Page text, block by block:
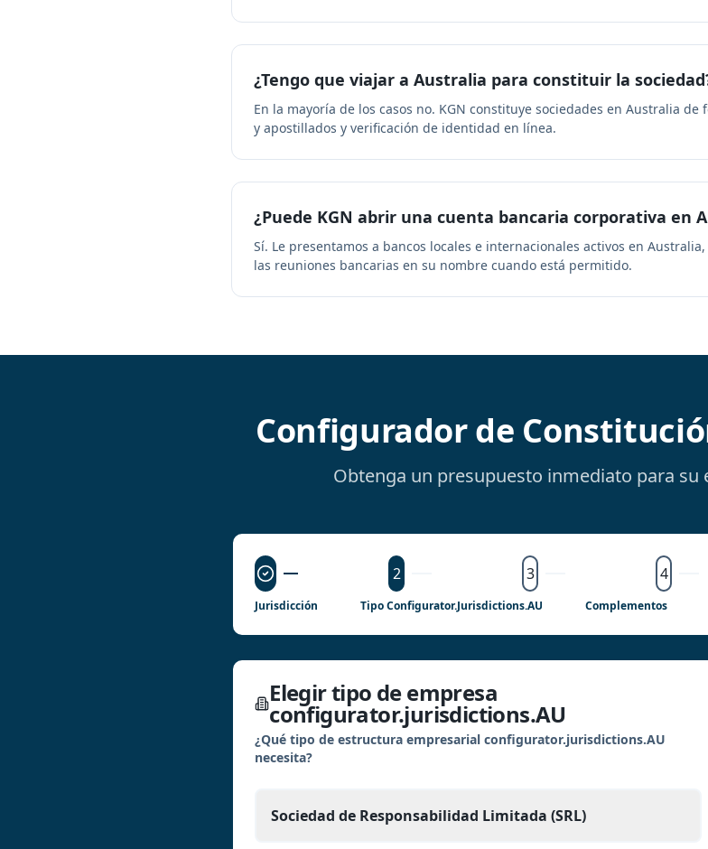
¿Tengo que viajar a Australia para constituir la
En la mayoría de los casos no. KGN constituye sociedades en Australia
y apostillados y verificación de identidad en línea.
¿Puede KGN abrir una cuenta bancaria corporativa en
Sí. Le presentamos a bancos locales e internacionales activos en
las reuniones bancarias en su nombre cuando está permitido.
Configurador de
Obtenga un presupuesto inmediato para su
2 3 4
Jurisdicción Tipo Configurator.jurisdictions.AU Complementos
Elegir tipo de empresa
configurator.jurisdictions.AU
¿Qué tipo de estructura empresarial configurator.jurisdictions.AU
necesita?
Sociedad de Responsabilidad Limitada (SRL)